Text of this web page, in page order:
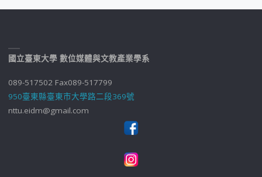
國立臺東大學 數位媒體與文教產業學系
089-517502 Fax089-517799
950臺東縣臺東市大學路二段369號
nttu.eidm@gmail.com